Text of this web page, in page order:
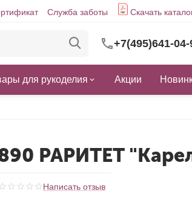
Служба заботы Скачать
+7(495)641-04-
для рукоделия Акции
РАРИТЕТ
Написать отзыв